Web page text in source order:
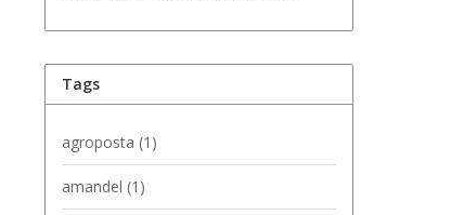
Tags
agroposta (1)
amandel (1)